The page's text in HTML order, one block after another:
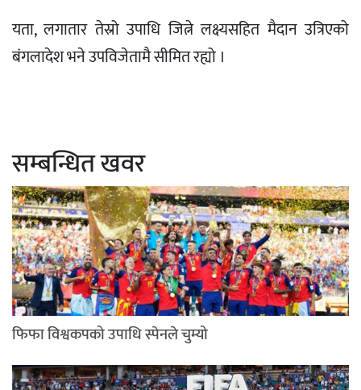
यता, लगातार तेस्रो उपाधि जित्ने लक्ष्यसहित मैदान उत्रिएको
बंगलादेश भने उपविजेतामै सीमित रह्यो ।
सम्बन्धित खवर
फिफा विश्वकपको उपाधि स्पेनले चुम्यो